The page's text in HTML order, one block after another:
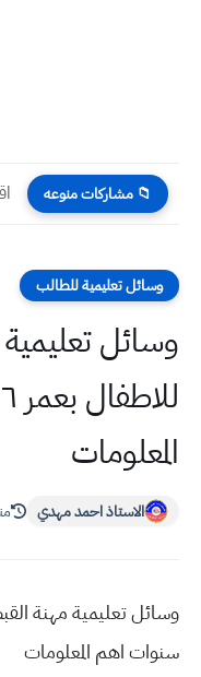
📁 مشاركات منوعه
وسائل تعليمية للطالب
وسائل
المعلومات
الاستاذ احمد مهدي
سنوات اهم المعلومات